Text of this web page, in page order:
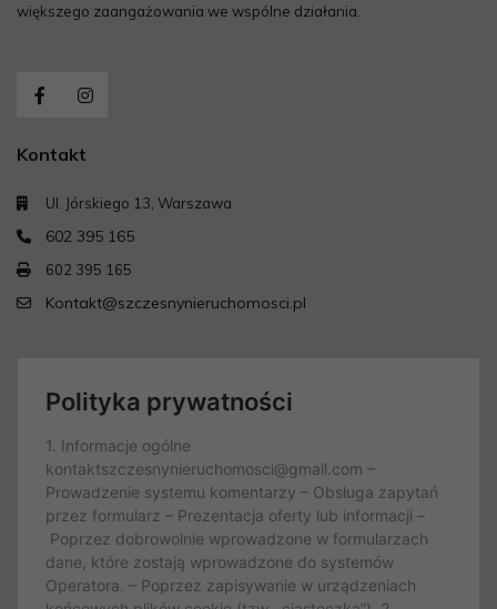
większego zaangażowania we wspólne działania.
Kontakt
Ul. Jórskiego 13, Warszawa
602 395 165
602 395 165
Kontakt@szczesnynieruchomosci.pl